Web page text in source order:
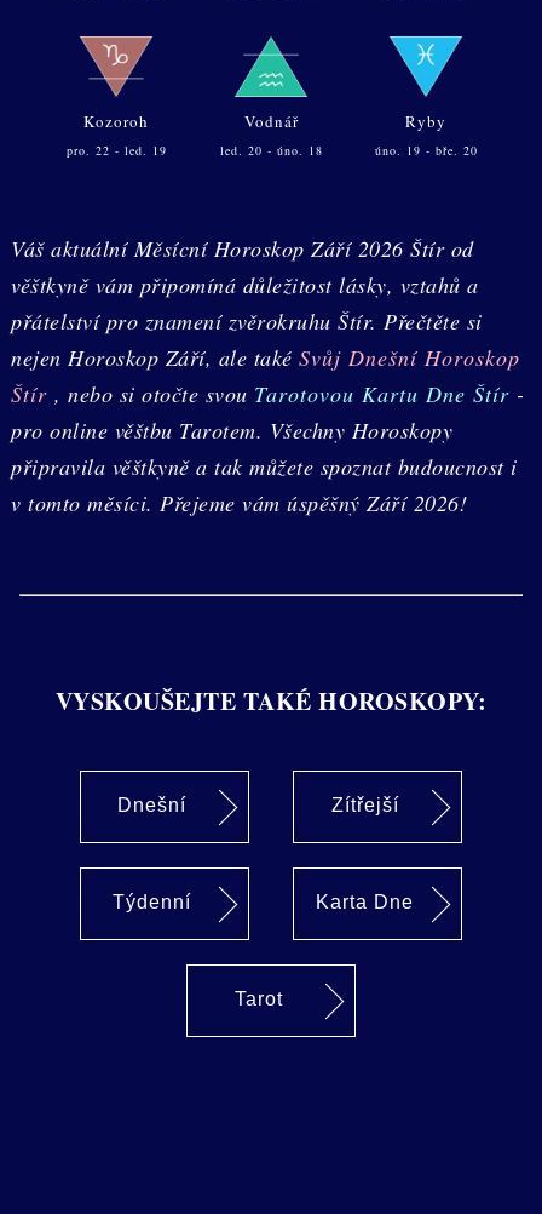
Kozoroh
pro. 22 - led. 19
Vodnář
led. 20 - úno. 18
Ryby
úno. 19 - bře. 20
Váš aktuální Měsícní Horoskop Září 2026 Štír od
věštkyně vám připomíná důležitost lásky, vztahů a
přátelství pro znamení zvěrokruhu Štír. Přečtěte si
nejen Horoskop Září, ale také Svůj Dnešní Horoskop
Štír , nebo si otočte svou Tarotovou Kartu Dne Štír -
pro online věštbu Tarotem. Všechny Horoskopy
připravila věštkyně a tak můžete spoznat budoucnost i
v tomto měsíci. Přejeme vám úspěšný Září 2026!
VYSKOUŠEJTE TAKÉ HOROSKOPY:
Dnešní Zítřejší
Týdenní Karta Dne
Tarot